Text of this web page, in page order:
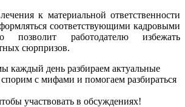
к материальной ответственности
соответствующими кадровыми
позволит работодателю избежать
сюрпризов.
каждый день разбираем актуальные
с мифами и помогаем разбираться
участвовать в обсуждениях!